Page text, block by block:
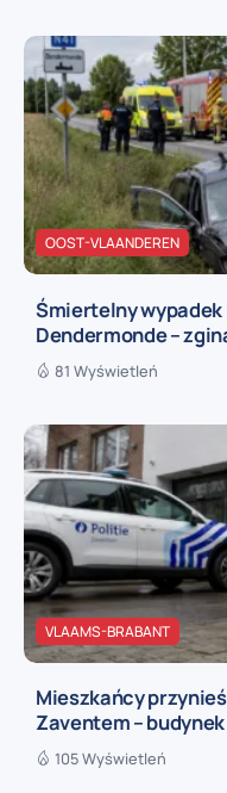
OOST-VLAANDEREN
Śmiertelny wypadek
Dendermonde –
81 Wyświetleń
VLAAMS-BRABANT
Mieszkańcy
Zaventem –
105 Wyświetleń